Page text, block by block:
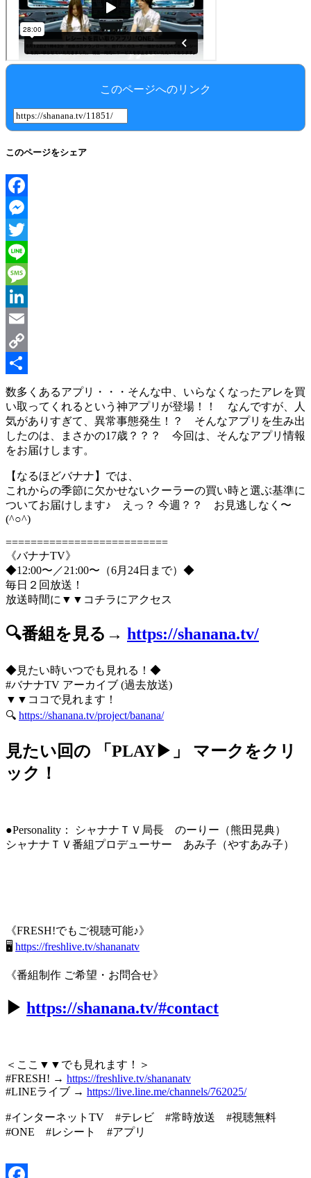
このページへのリンク
このページをシェア
Facebook
Messenger
Twitter
Line
Message
LinkedIn
Email
Copy
Link
共
有
数多くあるアプリ・・・そんな中、いらなくなったアレを買
い取ってくれるという神アプリが登場！！ なんですが、人
気がありすぎて、異常事態発生！？ そんなアプリを生み出
したのは、まさかの17歳？？？ 今回は、そんなアプリ情報
をお届けします。
【なるほどバナナ】では、
これからの季節に欠かせないクーラーの買い時と選ぶ基準に
ついてお届けします♪ えっ？ 今週？？ お見逃しなく〜
(^○^)
==========================
《バナナTV》
◆12:00〜／21:00〜（6月24日まで）◆
毎日２回放送！
放送時間に▼▼コチラにアクセス
🔍番組を見る→ https://shanana.tv/
◆見たい時いつでも見れる！◆
#バナナTV アーカイブ (過去放送)
▼▼ココで見れます！
🔍 https://shanana.tv/project/banana/
見たい回の 「PLAY▶」 マークをクリ
ック！
●Personality： シャナナＴＶ局長 のーりー（熊田晃典）
シャナナＴＶ番組プロデューサー あみ子（やすあみ子）
《FRESH!でもご視聴可能♪》
🖥 https://freshlive.tv/shananatv
《番組制作 ご希望・お問合せ》
▶︎ https://shanana.tv/#contact
＜ここ▼▼でも見れます！＞
#FRESH! → https://freshlive.tv/shananatv
#LINEライブ → https://live.line.me/channels/762025/
#インターネットTV #テレビ #常時放送 #視聴無料
#ONE #レシート #アプリ